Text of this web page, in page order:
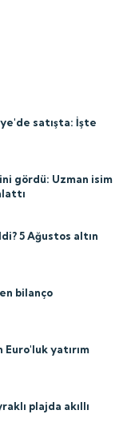
satışta: İşte
gördü: Uzman isim
5 Ağustos altın
bilanço
yatırım
plajda akıllı